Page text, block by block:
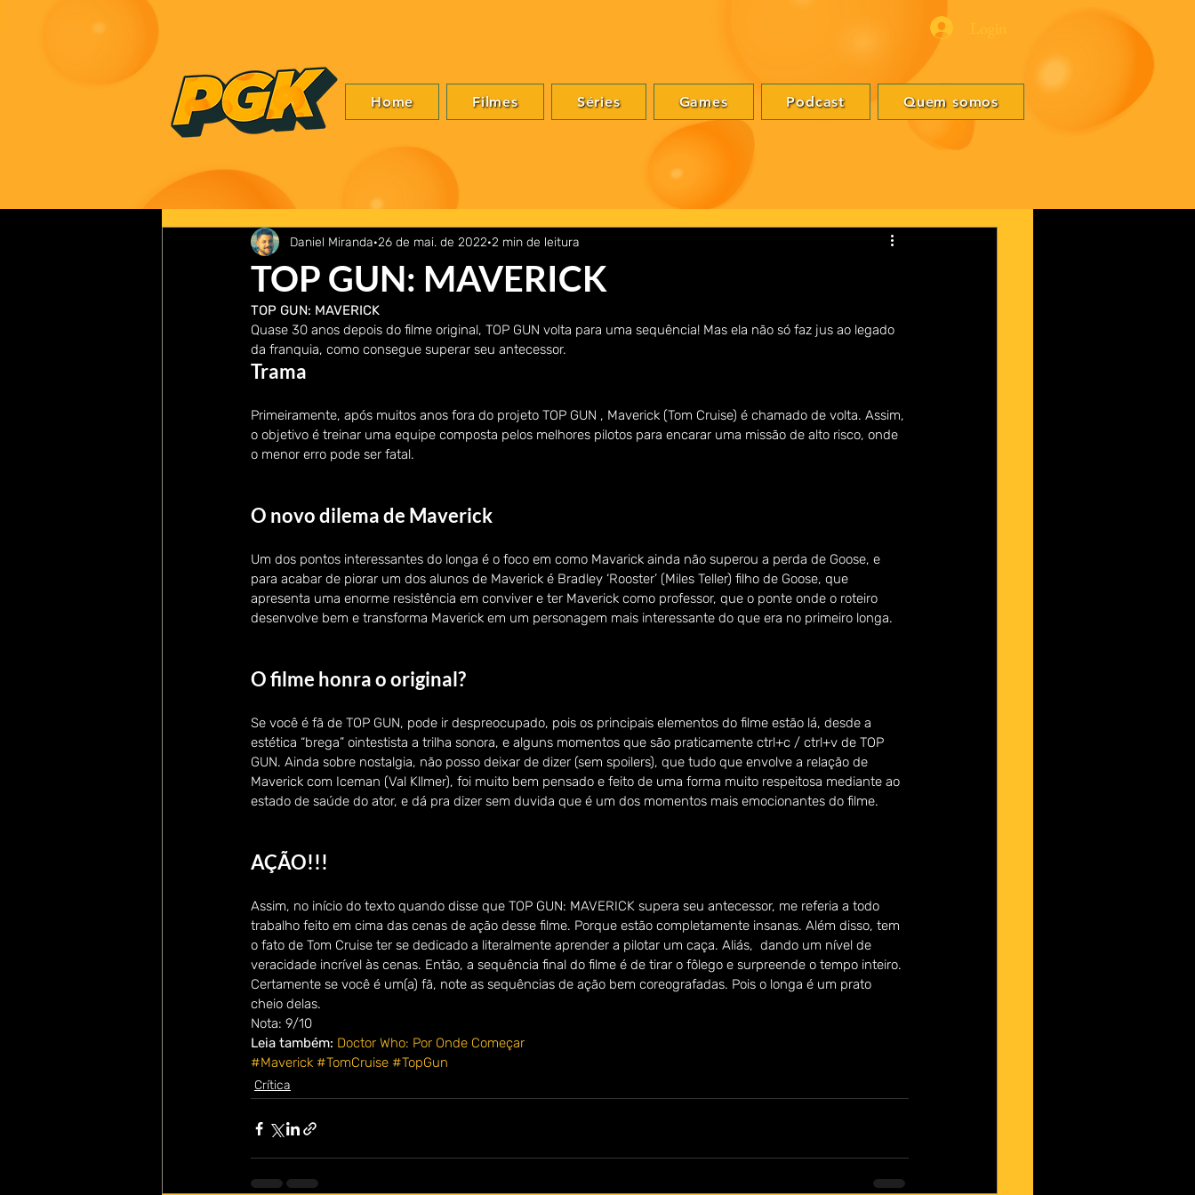
Home Filmes Séries Games Podcast Quem somos
TOP GUN: MAVERICK
Daniel Miranda 26 de mai. de 2022 2 min de leitura
TOP GUN: MAVERICK
Quase 30 anos depois do filme original, TOP GUN volta para uma sequência! Mas ela não só faz jus ao legado
da franquia, como consegue superar seu antecessor.
Trama
Primeiramente, após muitos anos fora do projeto TOP GUN , Maverick (Tom Cruise) é chamado de volta. Assim,
o objetivo é treinar uma equipe composta pelos melhores pilotos para encarar uma missão de alto risco, onde
o menor erro pode ser fatal.
O novo dilema de Maverick
Um dos pontos interessantes do longa é o foco em como Mavarick ainda não superou a perda de Goose, e
para acabar de piorar um dos alunos de Maverick é Bradley ‘Rooster’ (Miles Teller) filho de Goose, que
apresenta uma enorme resistência em conviver e ter Maverick como professor, que o ponte onde o roteiro
desenvolve bem e transforma Maverick em um personagem mais interessante do que era no primeiro longa.
O filme honra o original?
Se você é fã de TOP GUN, pode ir despreocupado, pois os principais elementos do filme estão lá, desde a
estética “brega” ointestista a trilha sonora, e alguns momentos que são praticamente ctrl+c / ctrl+v de TOP
GUN. Ainda sobre nostalgia, não posso deixar de dizer (sem spoilers), que tudo que envolve a relação de
Maverick com Iceman (Val Kllmer), foi muito bem pensado e feito de uma forma muito respeitosa mediante ao
estado de saúde do ator, e dá pra dizer sem duvida que é um dos momentos mais emocionantes do filme.
AÇÃO!!!
Assim, no início do texto quando disse que TOP GUN: MAVERICK supera seu antecessor, me referia a todo
trabalho feito em cima das cenas de ação desse filme. Porque estão completamente insanas. Além disso, tem
o fato de Tom Cruise ter se dedicado a literalmente aprender a pilotar um caça. Aliás,  dando um nível de
veracidade incrível às cenas. Então, a sequência final do filme é de tirar o fôlego e surpreende o tempo inteiro.
Certamente se você é um(a) fã, note as sequências de ação bem coreografadas. Pois o longa é um prato
cheio delas.
Nota: 9/10
Leia também: Doctor Who: Por Onde Começar
#Maverick #TomCruise #TopGun
Crítica